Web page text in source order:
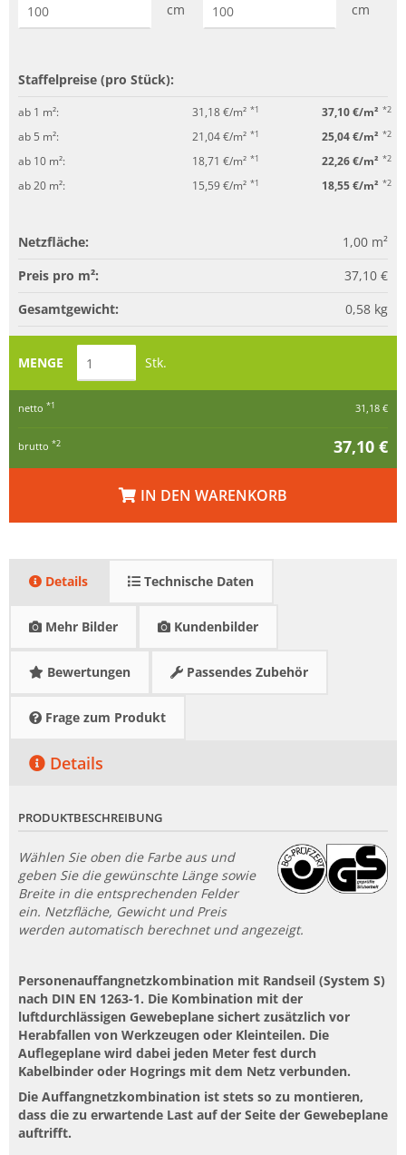
cm cm
Staffelpreise (pro Stück):
ab 1 m²: 31,18 €/m² *1 37,10 €/m² *2
ab 5 m²: 21,04 €/m² *1 25,04 €/m² *2
ab 10 m²: 18,71 €/m² *1 22,26 €/m² *2
ab 20 m²: 15,59 €/m² *1 18,55 €/m² *2
Netzfläche: 1,00 m²
Preis pro m²:
37,10 €
Gesamtgewicht:
0,58 kg
MENGE Stk.
netto *1 31,18 €
brutto *2 37,10 €
IN DEN WARENKORB
Details Technische Daten
Mehr Bilder Kundenbilder
Bewertungen Passendes Zubehör
Frage zum Produkt
Details
PRODUKTBESCHREIBUNG
Wählen Sie oben die Farbe aus und
geben Sie die gewünschte Länge sowie
Breite in die entsprechenden Felder
ein. Netzfläche, Gewicht und Preis
werden automatisch berechnet und angezeigt.
Personenauffangnetzkombination mit Randseil (System S)
nach DIN EN 1263-1. Die Kombination mit der
luftdurchlässigen Gewebeplane sichert zusätzlich vor
Herabfallen von Werkzeugen oder Kleinteilen. Die
Auflegeplane wird dabei jeden Meter fest durch
Kabelbinder oder Hogrings mit dem Netz verbunden.
Die Auffangnetzkombination ist stets so zu montieren,
dass die zu erwartende Last auf der Seite der Gewebeplane
auftrifft.